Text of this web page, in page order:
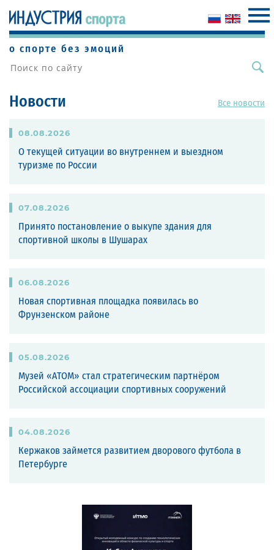
о спорте без эмоций
Новости Все новости
08.08.2026
О текущей ситуации во внутреннем и выездном
туризме по России
07.08.2026
Принято постановление о выкупе здания для
спортивной школы в Шушарах
06.08.2026
Новая спортивная площадка появилась во
Фрунзенском районе
05.08.2026
Музей «АТОМ» стал стратегическим партнёром
Российской ассоциации спортивных сооружений
04.08.2026
Кержаков займется развитием дворового футбола в
Петербурге